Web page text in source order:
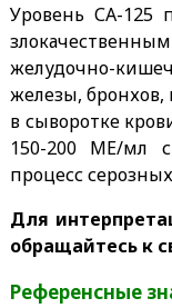
Уровень СА-125
желудочно-
железы,
в сыворотке
150-200 МЕ/мл
процесс
Для
обращайтесь к
Референсные